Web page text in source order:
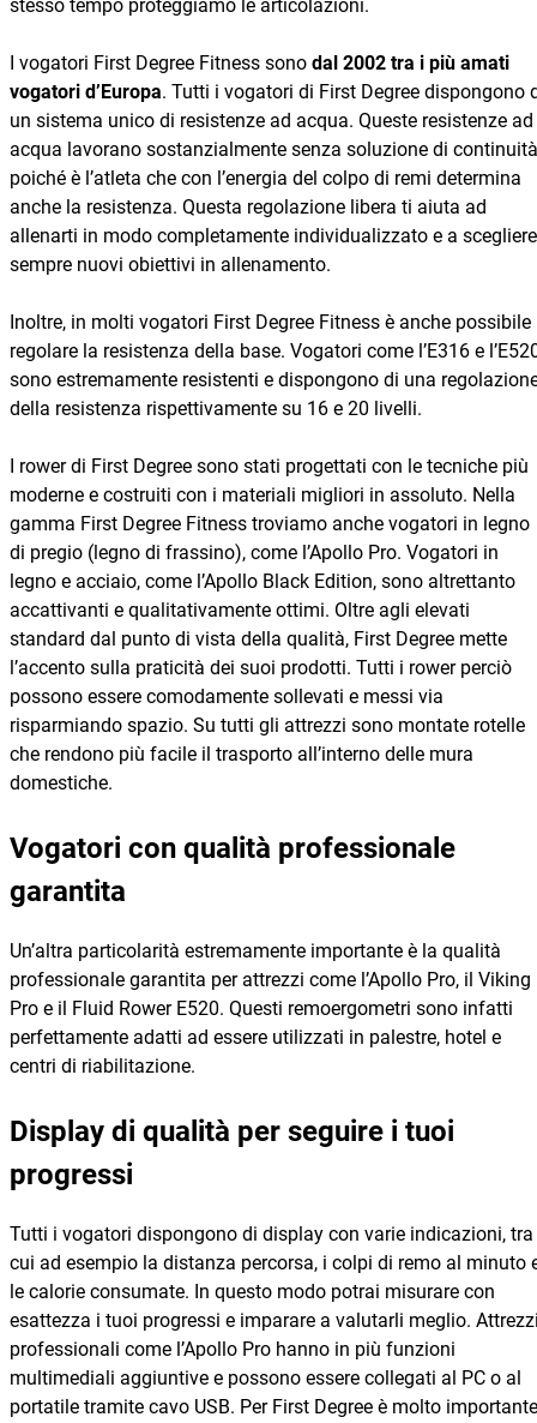
stesso tempo proteggiamo le articolazioni.
I vogatori First Degree Fitness sono dal 2002 tra i più amati
vogatori d’Europa. Tutti i vogatori di First Degree dispongono
un sistema unico di resistenze ad acqua. Queste resistenze ad
acqua lavorano sostanzialmente senza soluzione di
poiché è l’atleta che con l’energia del colpo di remi determina
anche la resistenza. Questa regolazione libera ti aiuta ad
allenarti in modo completamente individualizzato e a scegliere
sempre nuovi obiettivi in allenamento.
Inoltre, in molti vogatori First Degree Fitness è anche possibile
regolare la resistenza della base. Vogatori come l’E316 e
sono estremamente resistenti e dispongono di una
della resistenza rispettivamente su 16 e 20 livelli.
I rower di First Degree sono stati progettati con le tecniche più
moderne e costruiti con i materiali migliori in assoluto. Nella
gamma First Degree Fitness troviamo anche vogatori in legno
di pregio (legno di frassino), come l’Apollo Pro. Vogatori in
legno e acciaio, come l’Apollo Black Edition, sono altrettanto
accattivanti e qualitativamente ottimi. Oltre agli elevati
standard dal punto di vista della qualità, First Degree mette
l’accento sulla praticità dei suoi prodotti. Tutti i rower perciò
possono essere comodamente sollevati e messi via
risparmiando spazio. Su tutti gli attrezzi sono montate rotelle
che rendono più facile il trasporto all’interno delle mura
domestiche.
Vogatori con qualità professionale
garantita
Un’altra particolarità estremamente importante è la qualità
professionale garantita per attrezzi come l’Apollo Pro, il Viking
Pro e il Fluid Rower E520. Questi remoergometri sono infatti
perfettamente adatti ad essere utilizzati in palestre, hotel e
centri di riabilitazione.
Display di qualità per seguire i tuoi
progressi
Tutti i vogatori dispongono di display con varie indicazioni, tra
cui ad esempio la distanza percorsa, i colpi di remo al minuto
le calorie consumate. In questo modo potrai misurare con
esattezza i tuoi progressi e imparare a valutarli meglio.
professionali come l’Apollo Pro hanno in più funzioni
multimediali aggiuntive e possono essere collegati al PC o al
portatile tramite cavo USB. Per First Degree è molto importante